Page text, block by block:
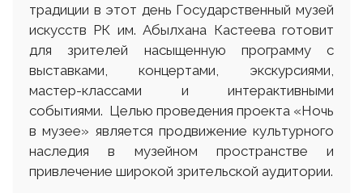
традиции в этот день Государственный музей
искусств РК им. Абылхана Кастеева готовит
для зрителей насыщенную программу с
выставками, концертами, экскурсиями,
мастер-классами и интерактивными
событиями. Целью проведения проекта «Ночь
в музее» является продвижение культурного
наследия в музейном пространстве и
привлечение широкой зрительской аудитории.